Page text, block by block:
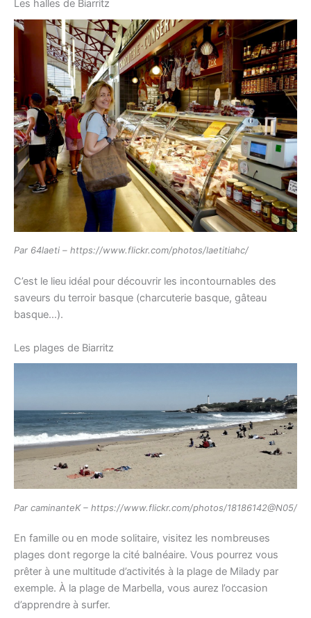
Les halles de Biarritz
Par 64laeti – https://www.flickr.com/photos/laetitiahc/
​​​​​​​C’est le lieu idéal pour découvrir les incontournables des
saveurs du terroir basque (charcuterie basque, gâteau
basque…).
Les plages de Biarritz
Par caminanteK – https://www.flickr.com/photos/18186142@N05/
​​​​​​​En famille ou en mode solitaire, visitez les nombreuses
plages dont regorge la cité balnéaire. Vous pourrez vous
prêter à une multitude d’activités à la plage de Milady par
exemple. À la plage de Marbella, vous aurez l’occasion
d’apprendre à surfer.